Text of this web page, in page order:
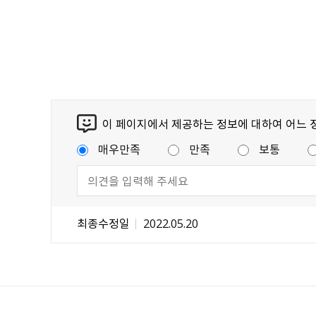
이 페이지에서 제공하는 정보에 대하여 어느
매우만족
만족 보통
최종수정일 2022.05.20